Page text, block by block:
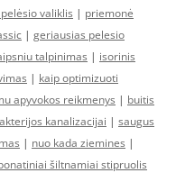
valiklis | priemonė
| geriausias pelesio
talpinimas | isorinis
| kaip optimizuoti
apyvokos reikmenys | buitis
kanalizacijai | saugus
| nuo kada ziemines |
šiltnamiai stipruolis